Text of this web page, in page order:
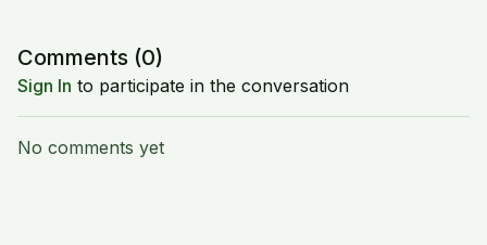
Comments (0)
Sign In to participate in the conversation
No comments yet